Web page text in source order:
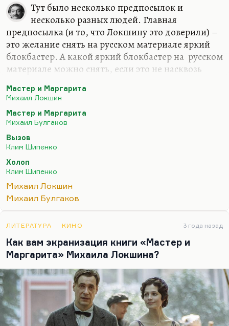
Тут было несколько предпосылок и
несколько разных людей. Главная
предпосылка (и то, что Локшину это доверили) –
это желание снять на русском материале яркий
блокбастер. А какой яркий блокбастер на русском
материале можно снять, если это не насквозь
временами очень смешной «Холоп»? Что можно
русской классики? «Война и мир» экранизирована
уже очень много раз, «Анна Каренина» недавно
была. А вот возьмем-ка мы «Мастера и
пафосом.
Почему – вечный вопрос – им дали так много
денег; 1,2 млрд? Почему именно Локшин получил
Мастер и Маргарита
Михаил Локшин
Мастер и Маргарита
Михаил Булгаков
Вызов
Клим Шипенко
Холоп
Клим Шипенко
Михаил Локшин
Михаил Булгаков
ЛИТЕРАТУРА КИНО 3 года назад
Как вам экранизация книги «Мастер и
Маргарита» Михаила Локшина?